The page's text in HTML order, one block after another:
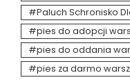
Paluch Schronisko
pies do adopcji
pies do oddania
pies za darmo